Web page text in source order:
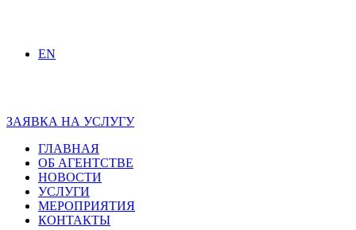
EN
ЗАЯВКА НА УСЛУГУ
ГЛАВНАЯ
ОБ АГЕНТСТВЕ
НОВОСТИ
УСЛУГИ
МЕРОПРИЯТИЯ
КОНТАКТЫ